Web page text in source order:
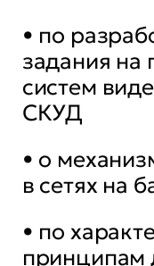
• по
задания на
систем
СКУД
• о
в сетях на
• по
принципам